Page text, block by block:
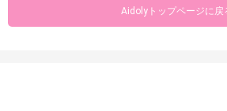
Aidolyトップページに戻